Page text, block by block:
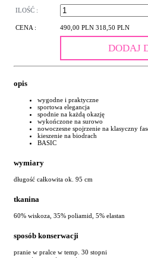
ILOŚĆ :
CENA : 490,00 PLN 318,50 PLN
DODAJ
opis
wygodne i praktyczne
sportowa elegancja
spodnie na każdą okazję
wykończone na surowo
nowoczesne spojrzenie na klasyczny
kieszenie na biodrach
BASIC
wymiary
długość całkowita ok. 95 cm
tkanina
60% wiskoza, 35% poliamid, 5% elastan
sposób konserwacji
pranie w pralce w temp. 30 stopni